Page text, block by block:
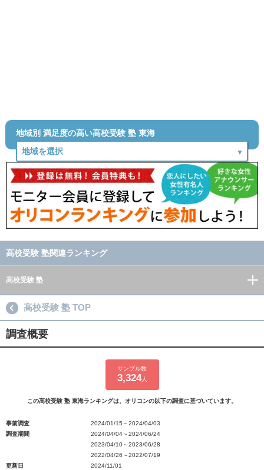
地域別 満足度の高い高校受験 塾 東海
高校受験 塾関連ランキング
高校受験 塾
高校受験 塾 TOP
調査概要
サンプル数
3,324人
この高校受験 塾 東海ランキングは、オリコンの以下の調査に基づいています。
事前調査
2024/01/15～2024/04/03
調査期間
2024/04/04～2024/06/24
2023/04/10～2023/06/28
2022/04/26～2022/07/19
更新日
2024/11/01